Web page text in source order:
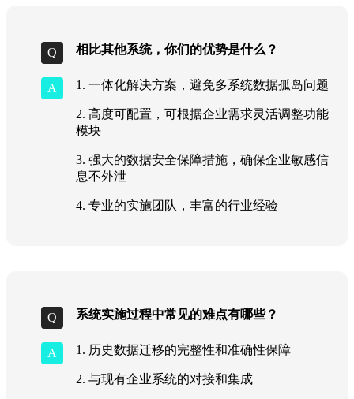
相比其他系统，你们的优势是什么？
1. 一体化解决方案，避免多系统数据孤岛问题
2. 高度可配置，可根据企业需求灵活调整功能
模块
3. 强大的数据安全保障措施，确保企业敏感信
息不外泄
4. 专业的实施团队，丰富的行业经验
系统实施过程中常见的难点有哪些？
1. 历史数据迁移的完整性和准确性保障
2. 与现有企业系统的对接和集成